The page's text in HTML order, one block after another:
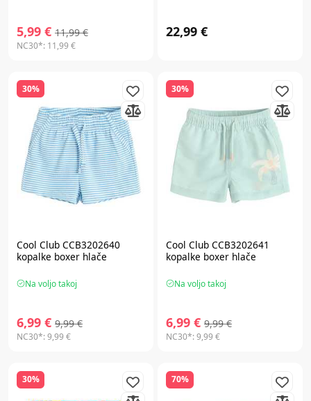
5,99 € 11,99 €
NC30*: 11,99 €
22,99 €
30%
Cool Club CCB3202640
kopalke boxer hlače
Na voljo takoj
6,99 € 9,99 €
NC30*:9,99 €
30%
Cool Club CCB3202641
kopalke boxer hlače
Na voljo takoj
6,99 € 9,99 €
NC30*:9,99 €
30% 70%